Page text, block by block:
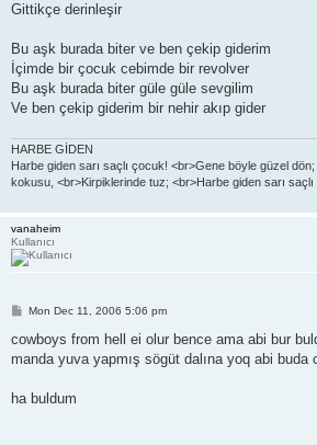
Gittikçe derinleşir
Bu aşk burada biter ve ben çekip giderim
İçimde bir çocuk cebimde bir revolver
Bu aşk burada biter güle güle sevgilim
Ve ben çekip giderim bir nehir akıp gider
HARBE GİDEN
Harbe giden sarı saçlı çocuk! <br>Gene böyle güzel
kokusu, <br>Kirpiklerinde tuz; <br>Harbe giden sarı
vanaheim
Kullanıcı
P
s
Mon Dec 11, 2006 5:06 pm
cowboys from hell ei olur bence ama abi bur
manda yuva yapmış sögüt dalına yoq abi buda
ha buldum